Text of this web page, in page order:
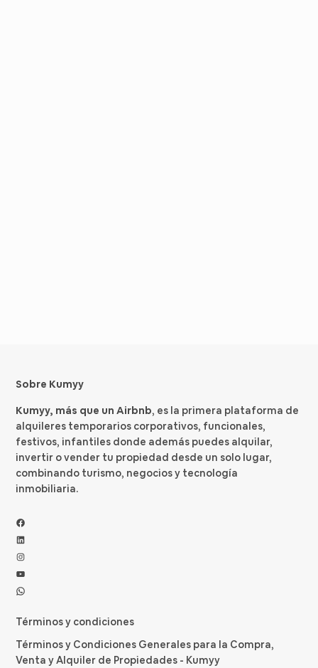
Sobre Kumyy
Kumyy, más que un Airbnb, es la primera plataforma de
alquileres temporarios corporativos, funcionales,
festivos, infantiles donde además puedes alquilar,
invertir o vender tu propiedad desde un solo lugar,
combinando turismo, negocios y tecnología
inmobiliaria.
Facebook
LinkedIn
Instagram
YouTube
WhatsApp
Términos y condiciones
Términos y Condiciones Generales para la Compra,
Venta y Alquiler de Propiedades - Kumyy